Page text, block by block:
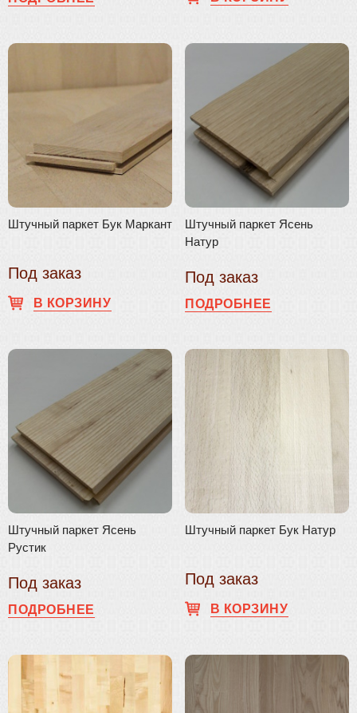
Штучный паркет Бук Маркант
Под заказ
В КОРЗИНУ
Штучный паркет Ясень
Натур
Под заказ
ПОДРОБНЕЕ
Штучный паркет Ясень
Рустик
Под заказ
ПОДРОБНЕЕ
Штучный паркет Бук Натур
Под заказ
В КОРЗИНУ